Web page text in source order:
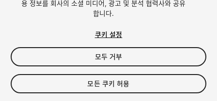
FREE
16viewsin the past week
용 정보를 회사의 소셜 미디어, 광고 및 분석 협력사와 공유
합니다.
쿠키 설정
모두 거부
모든 쿠키 허용